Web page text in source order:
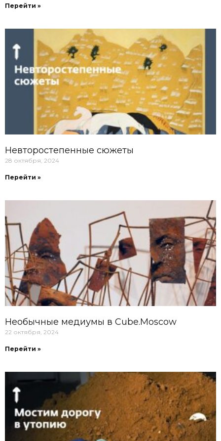
Перейти »
Невторостепенные сюжеты
28 октября, 2024
Перейти »
Необычные медиумы в Cube.Moscow
22 октября, 2024
Перейти »